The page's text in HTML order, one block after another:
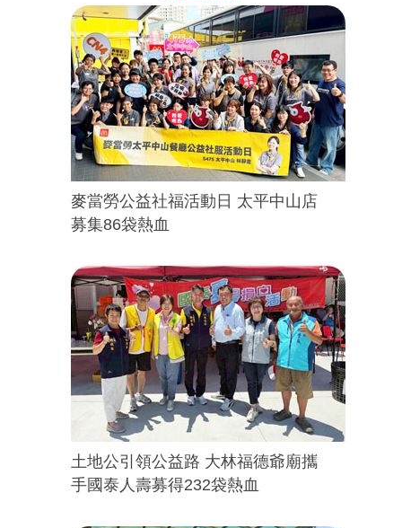
麥當勞公益社福活動日 太平中山店
募集86袋熱血
土地公引領公益路 大林福德爺廟攜
手國泰人壽募得232袋熱血